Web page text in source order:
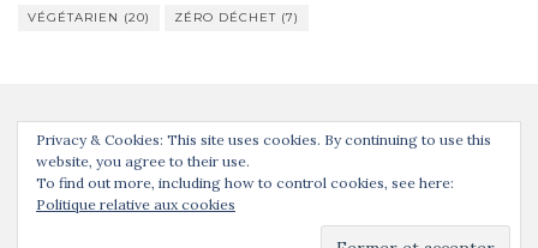
VÉGÉTARIEN (20) ZÉRO DÉCHET (7)
. Propulsé parWordPress
Privacy & Cookies: This site uses cookies. By continuing to use this
website, you agree to their use.
To find out more, including how to control cookies, see here:
Politique relative aux cookies